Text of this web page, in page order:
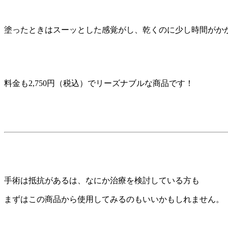
塗ったときはスーッとした感覚がし、乾くのに少し時間がか
料金も2,750円（税込）でリーズナブルな商品です！
手術は抵抗があるは、なにか治療を検討している方も
まずはこの商品から使用してみるのもいいかもしれません。